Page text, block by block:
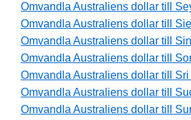
Omvandla Australiens dollar till
Omvandla Australiens dollar till
Omvandla Australiens dollar till
Omvandla Australiens dollar till
Omvandla Australiens dollar till
Omvandla Australiens dollar till
Omvandla Australiens dollar till